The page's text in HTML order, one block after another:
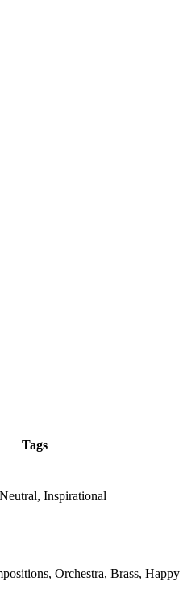
Tags
Inspirational
Orchestra, Brass, Happy